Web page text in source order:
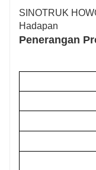
SINOTRUK
Hadapan
Penerangan